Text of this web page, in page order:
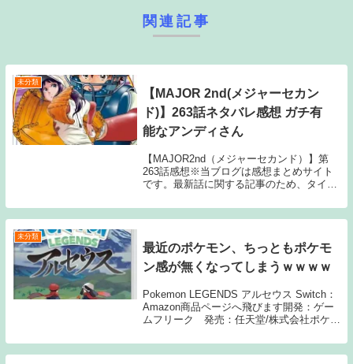
関連記事
未分類
【MAJOR 2nd(メジャーセカン
ド)】263話ネタバレ感想 ガチ有
能なアンディさん
【MAJOR2nd（メジャーセカンド）】第
263話感想※当ブログは感想まとめサイト
です。最新話に関する記事のため、タイト
ンガ本編のセリフ書きおこしやスクリーン
ショットの画像等、内容の詳細に触れる情
未分類
最近のポケモン、ちっともポケモ
ン感が無くなってしまうｗｗｗｗ
Pokemon LEGENDS アルセウス Switch：
Amazon商品ページへ飛びます開発：ゲー
ムフリーク 発売：任天堂/株式会社ポケモ
ット技:一発屋。 ウルトラビースト:単なる
バケモノ...